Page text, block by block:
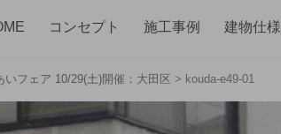
コンセプト 施工事例 建物仕様
いフェア 10/29(土)開催：大田区 > kouda-e49-01